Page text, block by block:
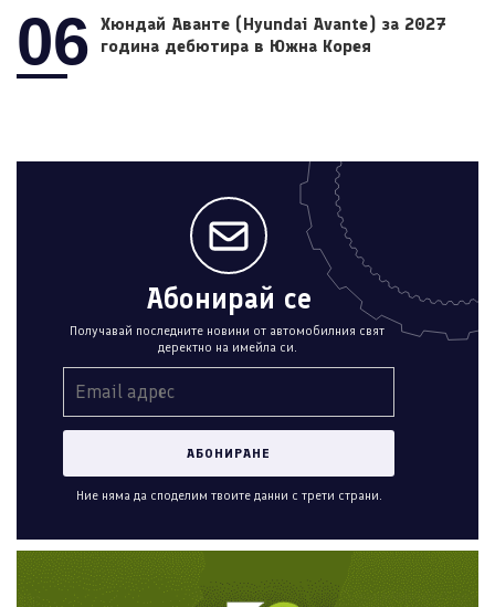
06
Хюндай Аванте (Hyundai Avante) за 2027
година дебютира в Южна Корея
Абонирай се
Получавай последните новини от автомобилния свят
деректно на имейла си.
Ние няма да споделим твоите данни с трети страни.